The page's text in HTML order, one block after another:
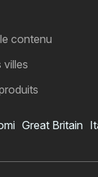
contenu
villes
Great Britain